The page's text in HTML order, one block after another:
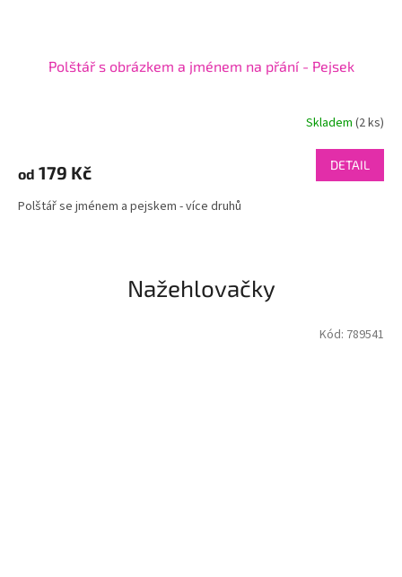
Polštář s obrázkem a jménem na přání - Pejsek
Skladem (2 ks)
od 179 Kč DETAIL
Polštář se jménem a pejskem - více druhů
Nažehlovačky
Kód: 789541